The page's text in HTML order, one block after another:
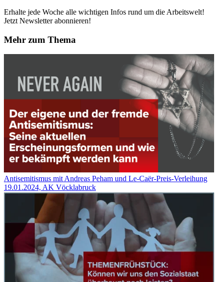
Erhalte jede Woche alle wichtigen Infos rund um die Arbeitswelt!
Jetzt Newsletter abonnieren!
Mehr zum Thema
Antisemitismus mit Andreas Peham und Le-Caër-Preis-Verleihung
19.01.2024, AK Vöcklabruck